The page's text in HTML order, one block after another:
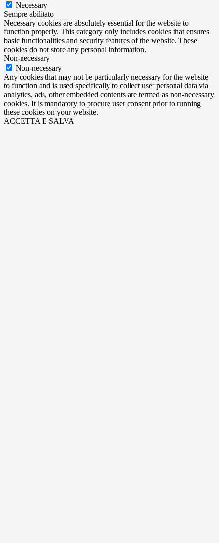
Necessary
Sempre abilitato
Necessary cookies are absolutely essential for the website to
function properly. This category only includes cookies that ensures
basic functionalities and security features of the website. These
cookies do not store any personal information.
Non-necessary
Non-necessary
Any cookies that may not be particularly necessary for the website
to function and is used specifically to collect user personal data via
analytics, ads, other embedded contents are termed as non-necessary
cookies. It is mandatory to procure user consent prior to running
these cookies on your website.
ACCETTA E SALVA